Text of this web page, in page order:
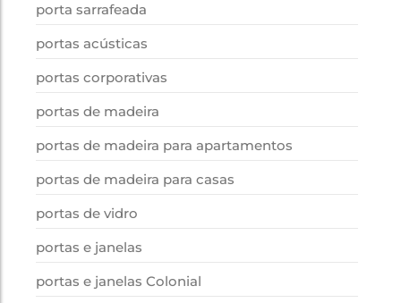
porta sarrafeada
portas acústicas
portas corporativas
portas de madeira
portas de madeira para apartamentos
portas de madeira para casas
portas de vidro
portas e janelas
portas e janelas Colonial